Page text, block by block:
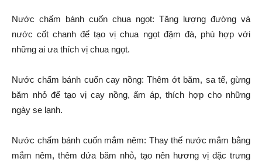
Nước chấm bánh cuốn chua ngọt: Tăng lượng đường và
nước cốt chanh để tạo vị chua ngọt đậm đà, phù hợp với
những ai ưa thích vị chua ngọt.
Nước chấm bánh cuốn cay nồng: Thêm ớt băm, sa tế, gừng
băm nhỏ để tạo vị cay nồng, ấm áp, thích hợp cho những
ngày se lạnh.
Nước chấm bánh cuốn mắm nêm: Thay thế nước mắm bằng
mắm nêm, thêm dứa băm nhỏ, tạo nên hương vị đặc trưng